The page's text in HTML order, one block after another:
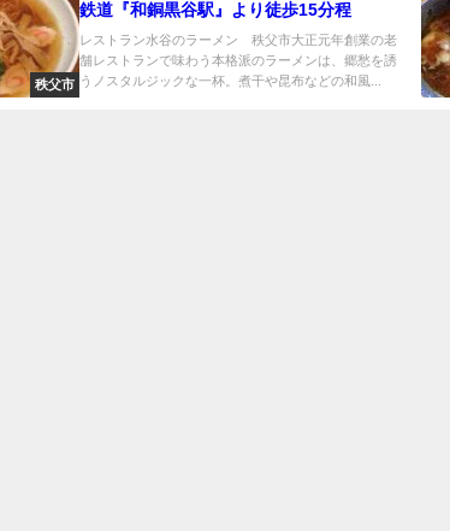
秩父市
鉄道『和銅黒谷駅』より徒歩15分程
レストラン水谷のラーメン 秩父市大正元年創業の老
舗レストランで味わう本格派のラーメンは、郷愁を誘
うノスタルジックな一杯。煮干や昆布などの和風...